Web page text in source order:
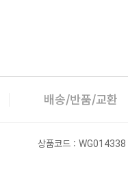
배송/반품/교환
상품코드 : WG014338